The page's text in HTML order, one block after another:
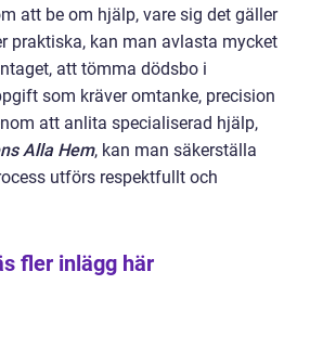
att be om hjälp, vare sig det gäller
praktiska, kan man avlasta mycket
att tömma dödsbo i
som kräver omtanke, precision
att anlita specialiserad hjälp,
Alla Hem, kan man säkerställa
utförs respektfullt och
fler inlägg här